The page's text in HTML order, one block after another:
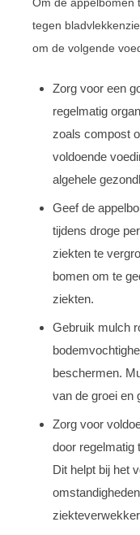
tegen
om de volgende
Zorg voor een
regelmatig
zoals compost
voldoende
algehele
Geef de
tijdens droge
ziekten te
bomen om te
ziekten.
Gebruik mulch
beschermen.
van de groei en
Zorg voor
door regelmatig
Dit helpt bij het